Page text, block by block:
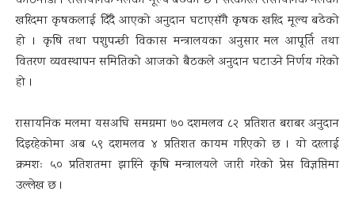
खरिदमा कृषकलाई दिँदै आएको अनुदान घटाएसँगै कृषक खरिद मूल्य बढेको
हो । कृषि तथा पशुपन्छी विकास मन्त्रालयका अनुसार मल आपूर्ति तथा
वितरण व्यवस्थापन समितिको आजको बैठकले अनुदान घटाउने निर्णय गरेको
हो ।
रासायनिक मलमा यसअघि समग्रमा ७० दशमलव ८२ प्रतिशत बराबर अनुदान
दिइरहेकोमा अब ५९ दशमलव ४ प्रतिशत कायम गरिएको छ । यो दरलाई
क्रमशः ५० प्रतिशतमा झारिने कृषि मन्त्रालयले जारी गरेको प्रेस विज्ञप्तिमा
उल्लेख छ ।